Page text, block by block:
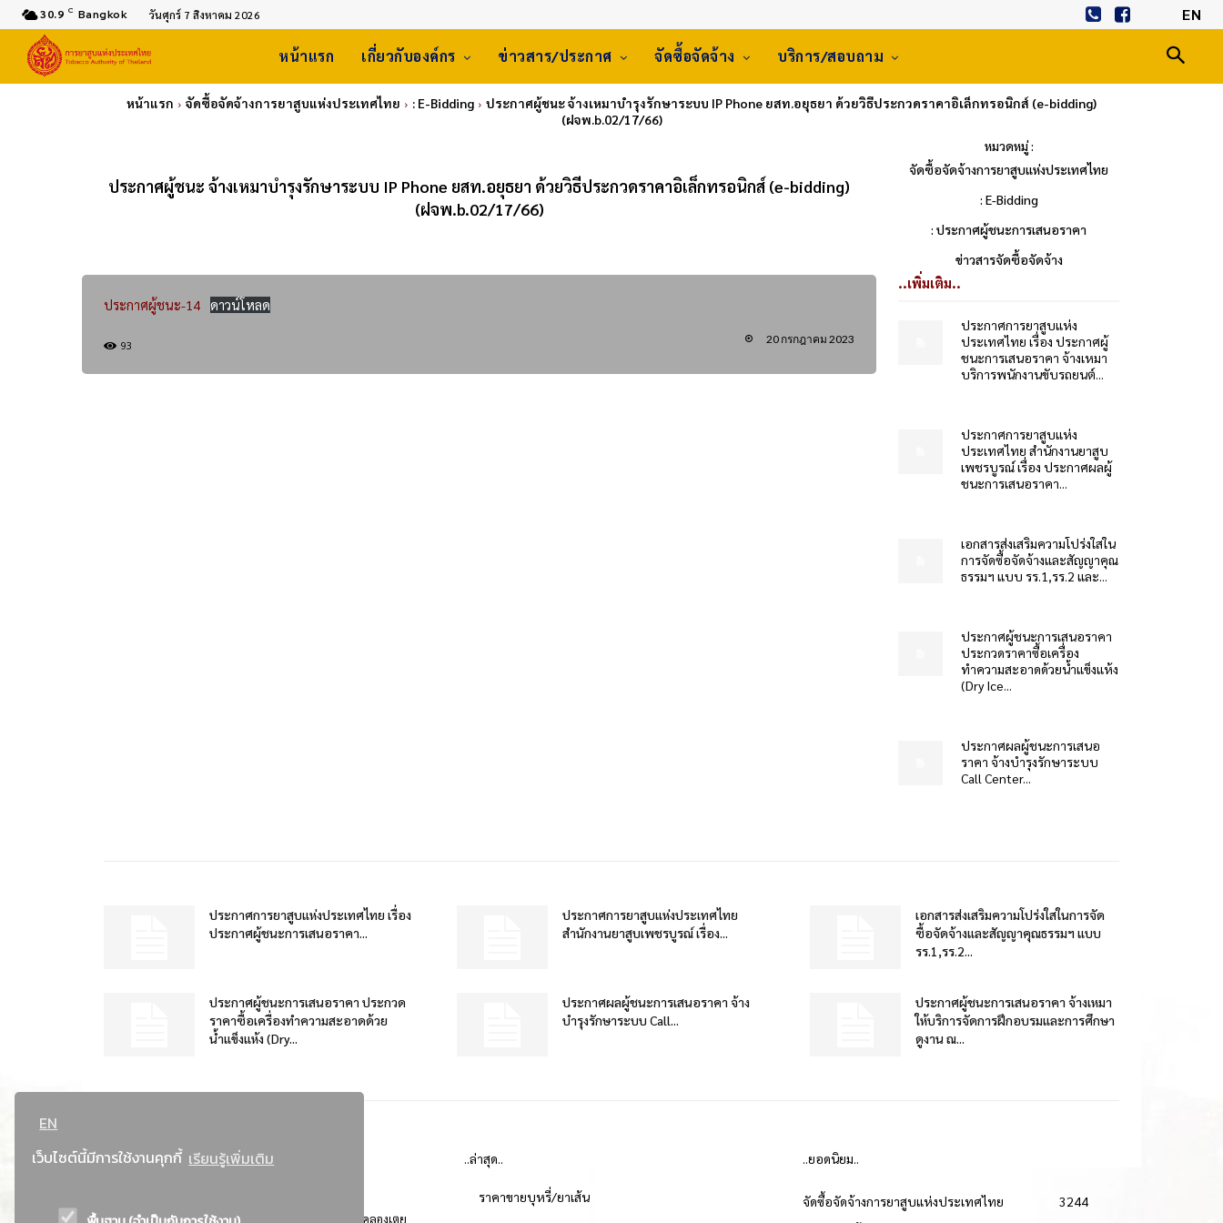
EN
เว็บไซต์นี้มีการใช้งานคุกกี้ เรียนรู้เพิ่มเติม
30.9 C Bangkok วันศุกร์ 7 สิงหาคม 2026 EN
หน้าแรก เกี่ยวกับองค์กร ข่าวสาร/ประกาศ จัดซื้อจัดจ้าง บริการ/สอบถาม
หน้าแรก จัดซื้อจัดจ้างการยาสูบแห่งประเทศไทย : E-Bidding
ประกาศผู้ชนะ จ้างเหมาบำรุงรักษาระบบ IP Phone ยสท.อยุธยา ด้วยวิธีประกวดราคาอิเล็กทรอนิกส์ (e-bidding)
(ฝจพ.b.02/17/66)
ประกาศผู้ชนะ จ้างเหมาบำรุงรักษาระบบ IP Phone ยสท.อยุธยา ด้วยวิธีประกวดราคาอิเล็กทรอนิกส์ (e-bidding)
(ฝจพ.b.02/17/66)
หมวดหมู่ :
จัดซื้อจัดจ้างการยาสูบแห่งประเทศไทย
: E-Bidding
: ประกาศผู้ชนะการเสนอราคา
ข่าวสารจัดซื้อจัดจ้าง
ประกาศผู้ชนะ-14 ดาวน์โหลด
93 20 กรกฎาคม 2023
..เพิ่มเติม..
ประกาศการยาสูบแห่ง
ประเทศไทย เรื่อง ประกาศผู้
ชนะการเสนอราคา จ้างเหมา
บริการพนักงานขับรถยนต์...
ประกาศการยาสูบแห่ง
ประเทศไทย สำนักงานยาสูบ
เพชรบูรณ์ เรื่อง ประกาศผลผู้
ชนะการเสนอราคา...
เอกสารส่งเสริมความโปร่งใสใน
การจัดซื้อจัดจ้างและสัญญาคุณ
ธรรมฯ แบบ รร.1,รร.2 และ...
ประกาศผู้ชนะการเสนอราคา
ประกวดราคาซื้อเครื่อง
ทำความสะอาดด้วยน้ำแข็งแห้ง
(Dry Ice...
ประกาศผลผู้ชนะการเสนอ
ราคา จ้างบำรุงรักษาระบบ
Call Center...
ประกาศการยาสูบแห่งประเทศไทย เรื่อง
ประกาศผู้ชนะการเสนอราคา...
ประกาศการยาสูบแห่งประเทศไทย
สำนักงานยาสูบเพชรบูรณ์ เรื่อง...
เอกสารส่งเสริมความโปร่งใสในการจัด
ซื้อจัดจ้างและสัญญาคุณธรรมฯ แบบ
รร.1,รร.2...
ประกาศผู้ชนะการเสนอราคา ประกวด
ราคาซื้อเครื่องทำความสะอาดด้วย
น้ำแข็งแห้ง (Dry...
ประกาศผลผู้ชนะการเสนอราคา จ้าง
บำรุงรักษาระบบ Call...
ประกาศผู้ชนะการเสนอราคา จ้างเหมา
ให้บริการจัดการฝึกอบรมและการศึกษา
ดูงาน ณ...
ที่อยู่ : 184 ถนนพระรามที่ 4 แขวงคลองเตย เขตคลองเตย
..ล่าสุด..
ราคาขายบุหรี่/ยาเส้น
..ยอดนิยม..
จัดซื้อจัดจ้างการยาสูบแห่งประเทศไทย
3244